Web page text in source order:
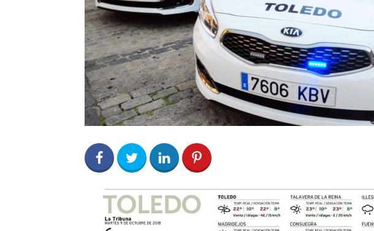
0 Share on Facebook
3 Share on Twitter
0